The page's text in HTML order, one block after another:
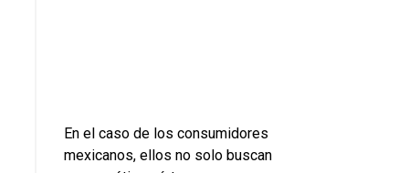
En el caso de los consumidores
mexicanos, ellos no solo buscan